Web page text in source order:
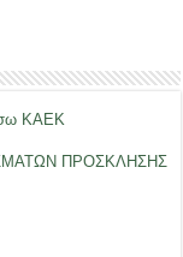
ΚΑΕΚ
ΠΡΟΣΚΛΗΣΗΣ